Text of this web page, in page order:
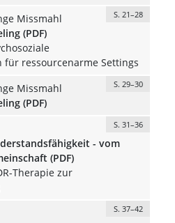
Missmahl
S. 21–28
(PDF)
ressourcenarme Settings
Missmahl
S. 29–30
(PDF)
S. 31–36
- vom
(PDF)
Therapie zur
S. 37–42